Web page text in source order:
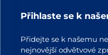
Přihlaste se k
Přidejte se k našemu
nejnovější odvětvové